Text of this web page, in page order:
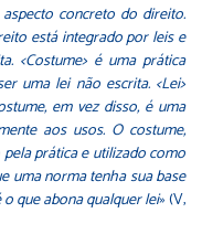
concreto do direito.
está integrado por leis e
<Costume> é uma prática
uma lei não escrita. <Lei>
em vez disso, é uma
aos usos. O costume,
prática e utilizado como
uma norma tenha sua base
que abona qualquer lei» (V,